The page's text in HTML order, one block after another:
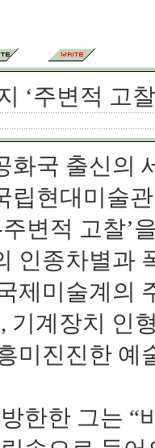
‘주변적 고
화국 출신의
립현대미술
변적 고찰’
인종차별과
제미술계의
기계장치 인
미진진한 예
한한 그는 “